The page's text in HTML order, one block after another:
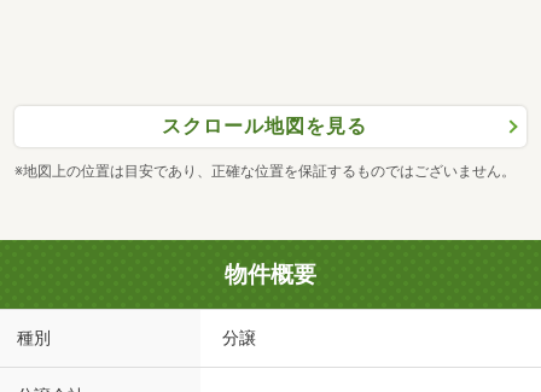
スクロール地図を見る
※地図上の位置は目安であり、正確な位置を保証するものではございません。
物件概要
種別 分譲